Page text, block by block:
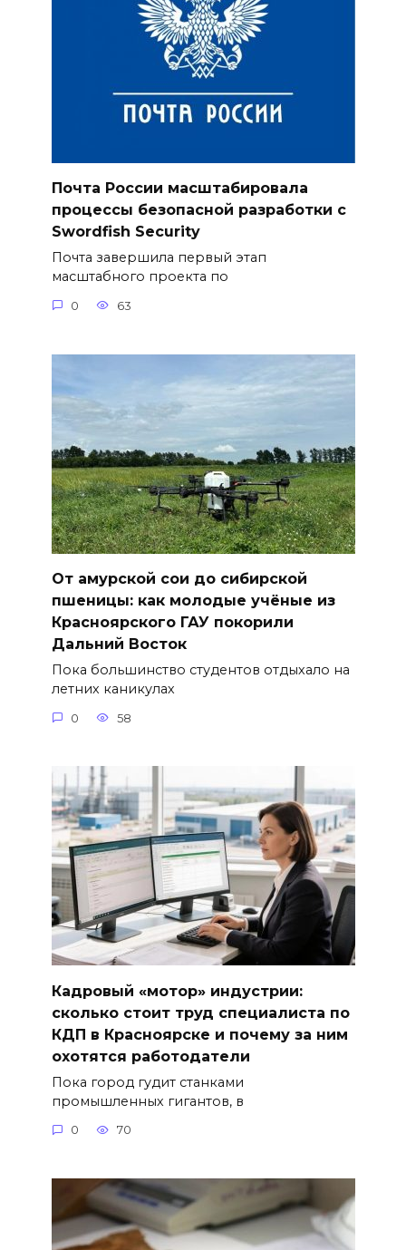
Почта России масштабировала
процессы безопасной разработки с
Swordfish Security
Почта завершила первый этап
масштабного проекта по
0 63
От амурской сои до сибирской
пшеницы: как молодые учёные из
Красноярского ГАУ покорили
Дальний Восток
Пока большинство студентов отдыхало на
летних каникулах
0 58
Кадровый «мотор» индустрии:
сколько стоит труд специалиста по
КДП в Красноярске и почему за ним
охотятся работодатели
Пока город гудит станками
промышленных гигантов, в
0 70